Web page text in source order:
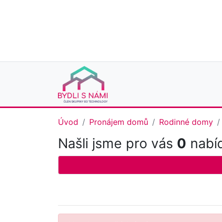
Úvod Pronájem domů Rodinné domy
Našli jsme pro vás 0